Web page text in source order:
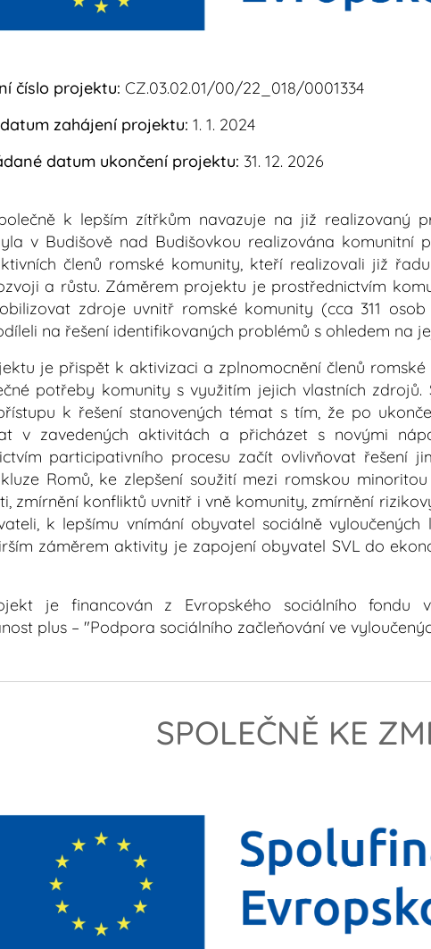
číslo projektu: CZ.03.02.01/00/22_018/0001334
zahájení projektu: 1. 1. 2024
datum ukončení projektu: 31. 12. 2026
k lepším zítřkům navazuje na již realizovaný
v Budišově nad Budišovkou realizována komunitní
členů romské komunity, kteří realizovali již
a růstu. Záměrem projektu je prostřednictvím
zdroje uvnitř romské komunity (cca 311
na řešení identifikovaných problémů s ohledem na
je přispět k aktivizaci a zplnomocnění členů
potřeby komunity s využitím jejich vlastních
k řešení stanovených témat s tím, že po
v zavedených aktivitách a přicházet s novými
participativního procesu začít ovlivňovat řešení
Romů, ke zlepšení soužití mezi romskou
zmírnění konfliktů uvnitř i vně komunity, zmírnění
k lepšímu vnímání obyvatel sociálně
záměrem aktivity je zapojení obyvatel SVL do
je financován z Evropského sociálního fondu
plus – "Podpora sociálního začleňování ve
SPOLEČNĚ KE